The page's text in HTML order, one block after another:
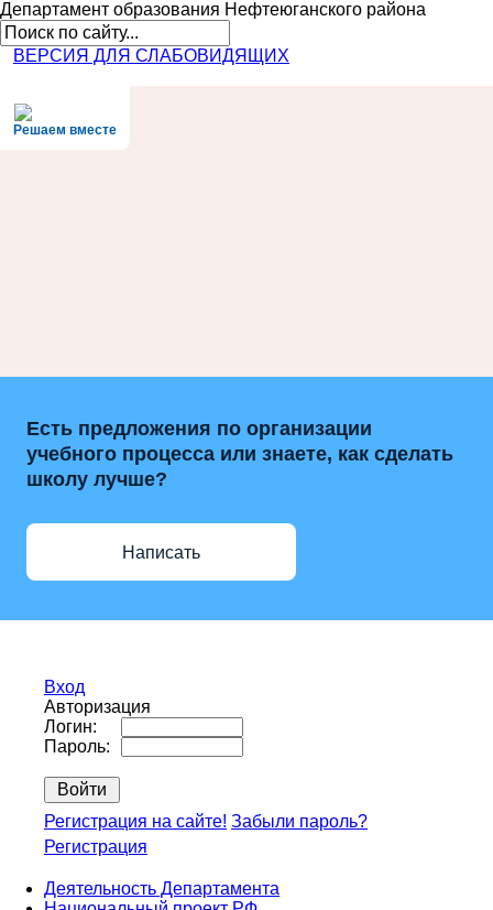
Департамент образования Нефтеюганского района
ВЕРСИЯ ДЛЯ СЛАБОВИДЯЩИХ
Решаем вместе
Есть предложения по организации
учебного процесса или знаете, как сделать
школу лучше?
Написать
Вход
Авторизация
Логин:
Пароль:
Регистрация на сайте! Забыли пароль?
Регистрация
Деятельность Департамента